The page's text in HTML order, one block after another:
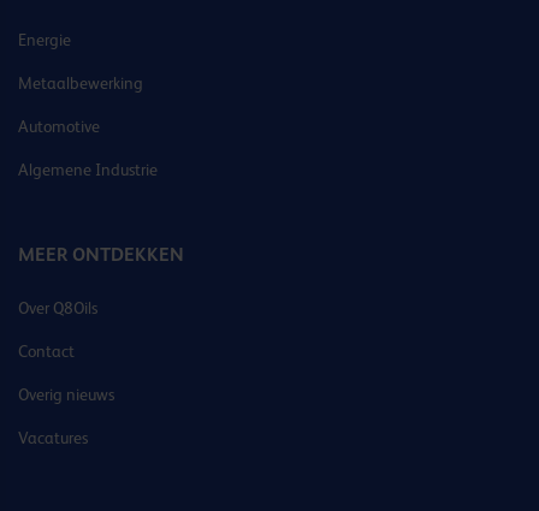
Energie
Metaalbewerking
Automotive
Algemene Industrie
MEER ONTDEKKEN
Over Q8Oils
Contact
Overig nieuws
Vacatures